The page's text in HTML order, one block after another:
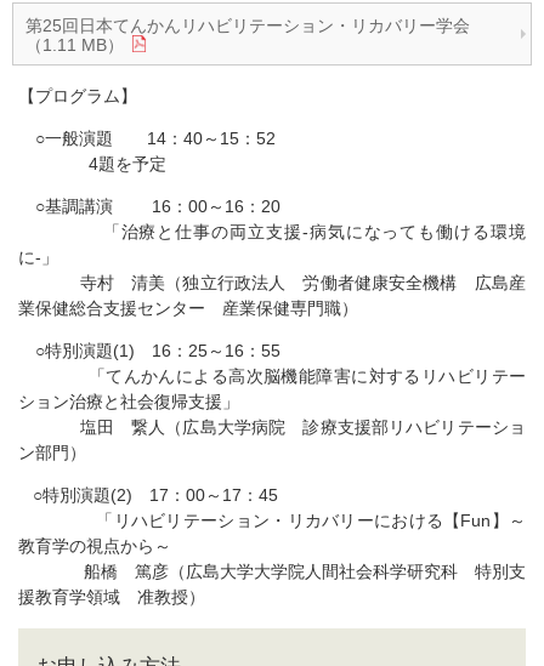
第25回日本てんかんリハビリテーション・リカバリー学会
（1.11 MB）
【プログラム】
○一般演題 14：40～15：52
4題を予定
○基調講演 16：00～16：20
「治療と仕事の両立支援-病気になっても働ける環境
に-」
寺村 清美（独立行政法人 労働者健康安全機構 広島産
業保健総合支援センター 産業保健専門職）
○特別演題(1) 16：25～16：55
「てんかんによる高次脳機能障害に対するリハビリテー
ション治療と社会復帰支援」
塩田 繋人（広島大学病院 診療支援部リハビリテーショ
ン部門）
○特別演題(2) 17：00～17：45
「リハビリテーション・リカバリーにおける【Fun】～
教育学の視点から～
船橋 篤彦（広島大学大学院人間社会科学研究科 特別支
援教育学領域 准教授）